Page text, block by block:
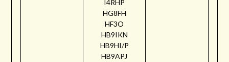
I4RHP
HG8FH
HF3O
HB9IKN
HB9HI/P
HB9APJ